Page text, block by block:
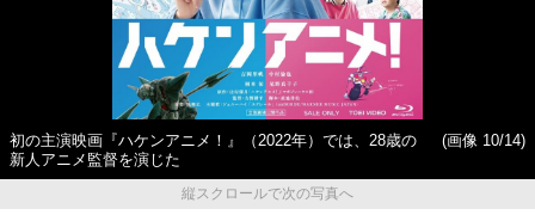
初の主演映画『ハケンアニメ！』（2022年）では、28歳の
新人アニメ監督を演じた
(画像 10/14)
縦スクロールで次の写真へ